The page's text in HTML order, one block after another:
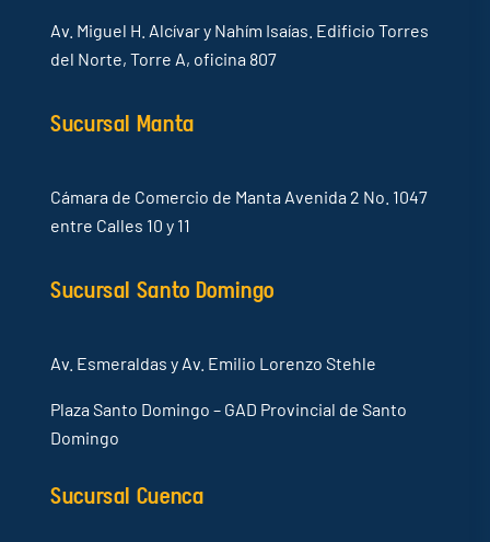
Av. Miguel H. Alcívar y Nahím Isaías. Edificio Torres
del Norte, Torre A, oficina 807
Sucursal Manta
Cámara de Comercio de Manta Avenida 2 No. 1047
entre Calles 10 y 11
Sucursal Santo Domingo
Av. Esmeraldas y Av. Emilio Lorenzo Stehle
Plaza Santo Domingo – GAD Provincial de Santo
Domingo
Sucursal Cuenca